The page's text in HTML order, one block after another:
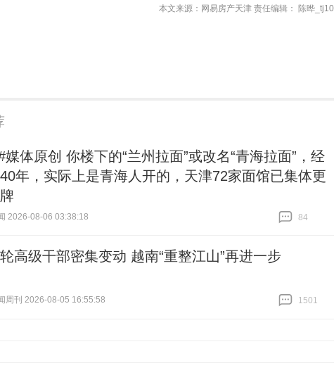
本文来源：网易房产天津 责任编辑： 陈晔_tj10
媒体原创 你楼下的“兰州拉面”或改名“青海拉面”，经
年，实际上是青海人开的，天津72家面馆已集体更
2026-08-06 03:38:18
84
高级干部密集变动 越南“重整江山”再进一步
周刊 2026-08-05 16:55:58
1501